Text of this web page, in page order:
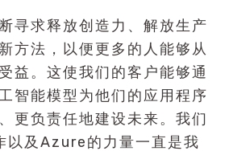
寻求释放创造力、解放生产
方法，以便更多的人能够从
益。这使我们的客户能够通
智能模型为他们的应用程序
更负责任地建设未来。我们
以及Azure的力量一直是我